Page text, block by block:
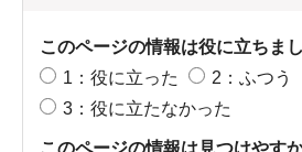
このページの情報は役に立ちま
1：役に立った
2：ふつう
3：役に立たなかった
このページの情報は見つけやす